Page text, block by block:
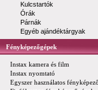
Kulcstartók
Órák
Párnák
Egyéb ajándéktárgyak
Fényképezőgépek
Instax kamera és film
Instax nyomtató
Egyszer használatos